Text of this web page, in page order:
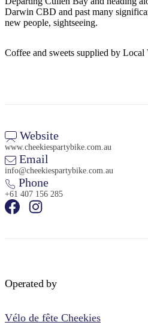
Rechercher:
Darwin CBD and past many significant
new people, sightseeing.
Coffee and sweets supplied by Local
Website
www.cheekiespartybike.com.au
Email
info@cheekiespartybike.com.au
Phone
+61 407 156 285
Operated by
Vélo de fête Cheekies